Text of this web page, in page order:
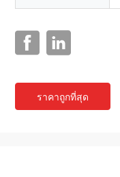
ราคาถูกที่สุด